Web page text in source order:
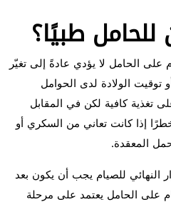
طبيًا؟
على الحامل لا يؤدي عادةً إلى تغيّر
الولادة لدى الحوامل
تغذية كافية لكن في المقابل
إذا كانت تعاني من السكري أو
المعقدة.
النهائي للصيام يجب أن يكون بعد
على الحامل يعتمد على مرحلة